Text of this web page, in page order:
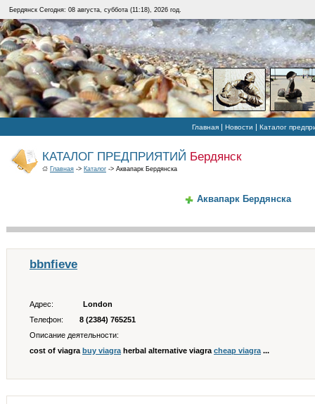
Бердянск Сегодня: 08 августа, суббота (11:18), 2026 год.
Главная | Новости | Каталог
КАТАЛОГ ПРЕДПРИЯТИЙ Бердянск
Главная -> Каталог -> Аквапарк Бердянска
Аквапарк Бердянска
bbnfieve
Адрес:
London
Телефон:
8 (2384) 765251
Описание деятельности:
cost of viagra buy viagra herbal alternative viagra cheap viagra ...